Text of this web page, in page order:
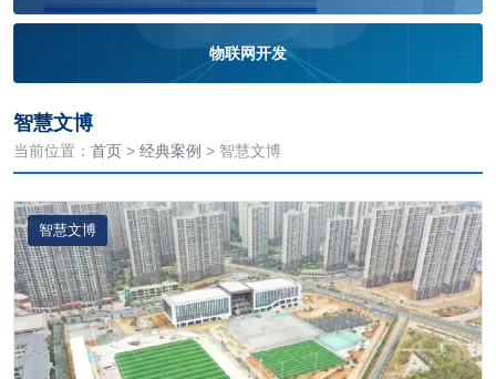
物联网开发
智慧文博
当前位置： 首页 > 经典案例 > 智慧文博
智慧文博